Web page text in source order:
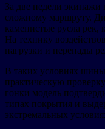
За две недели экипажи
сложному маршруту.
каменистые русла
На технику
нагрузки и перепады
В таких условиях
практическую
гонки модель
типах покрытия и
экстремальных